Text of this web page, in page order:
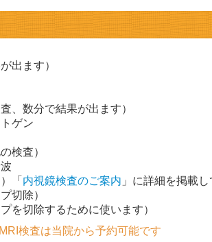
出ます）
、数分で結果が出ます）
ゲン
検査）
「 内視鏡検査のご案内 」に詳細を掲載
切除）
を切除するために使います）
検査は当院から予約可能です